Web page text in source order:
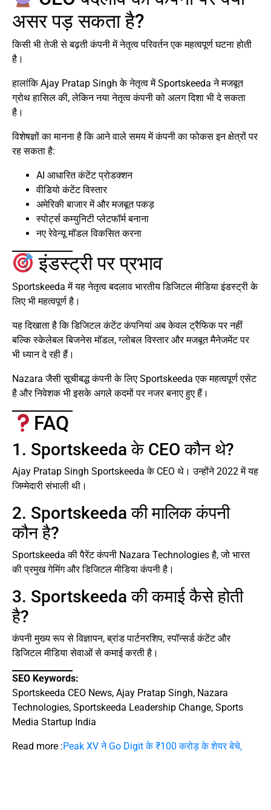
असर पड़ सकता है?
किसी भी तेजी से बढ़ती कंपनी में नेतृत्व परिवर्तन एक महत्वपूर्ण घटना होती
है।
हालांकि Ajay Pratap Singh के नेतृत्व में Sportskeeda ने मजबूत
ग्रोथ हासिल की, लेकिन नया नेतृत्व कंपनी को अलग दिशा भी दे सकता
है।
विशेषज्ञों का मानना है कि आने वाले समय में कंपनी का फोकस इन क्षेत्रों पर
रह सकता है:
AI आधारित कंटेंट प्रोडक्शन
वीडियो कंटेंट विस्तार
अमेरिकी बाजार में और मजबूत पकड़
स्पोर्ट्स कम्युनिटी प्लेटफॉर्म बनाना
नए रेवेन्यू मॉडल विकसित करना
इंडस्ट्री पर प्रभाव
Sportskeeda में यह नेतृत्व बदलाव भारतीय डिजिटल मीडिया इंडस्ट्री के
लिए भी महत्वपूर्ण है।
यह दिखाता है कि डिजिटल कंटेंट कंपनियां अब केवल ट्रैफिक पर नहीं
बल्कि स्केलेबल बिजनेस मॉडल, ग्लोबल विस्तार और मजबूत मैनेजमेंट पर
भी ध्यान दे रही हैं।
Nazara जैसी सूचीबद्ध कंपनी के लिए Sportskeeda एक महत्वपूर्ण एसेट
है और निवेशक भी इसके अगले कदमों पर नजर बनाए हुए हैं।
FAQ
1. Sportskeeda के CEO कौन थे?
Ajay Pratap Singh Sportskeeda के CEO थे। उन्होंने 2022 में यह
जिम्मेदारी संभाली थी।
2. Sportskeeda की मालिक कंपनी
कौन है?
Sportskeeda की पैरेंट कंपनी Nazara Technologies है, जो भारत
की प्रमुख गेमिंग और डिजिटल मीडिया कंपनी है।
3. Sportskeeda की कमाई कैसे होती
है?
कंपनी मुख्य रूप से विज्ञापन, ब्रांड पार्टनरशिप, स्पॉन्सर्ड कंटेंट और
डिजिटल मीडिया सेवाओं से कमाई करती है।
SEO Keywords:
Sportskeeda CEO News, Ajay Pratap Singh, Nazara
Technologies, Sportskeeda Leadership Change, Sports
Media Startup India
Read more :Peak XV ने Go Digit के ₹100 करोड़ के शेयर बेचे,